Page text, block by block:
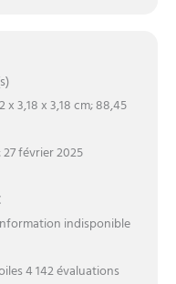
3,18 x 3,18 cm; 88,45
février 2025
indisponible
4 142 évaluations